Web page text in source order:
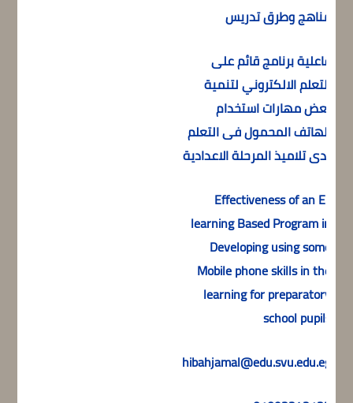
مناهج وطرق تدريس
فاعلية برنامج قائم على
التعلم الالكتروني لتنمية
بعض مهارات استخدام
الهاتف المحمول فى التعلم
لدى تلاميذ المرحلة الاعدادية
Effectiveness of an E-
learning Based Program in
Developing using some
Mobile phone skills in the
learning for preparatory
school pupils
hibahjamal@edu.svu.edu.eg